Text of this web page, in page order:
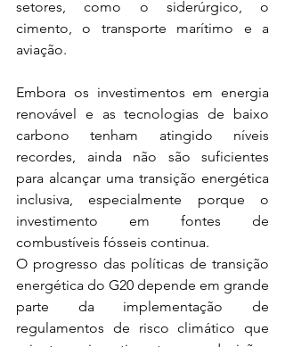
setores, como o siderúrgico, o
cimento, o transporte marítimo e a
aviação.
Embora os investimentos em energia
renovável e as tecnologias de baixo
carbono tenham atingido níveis
recordes, ainda não são suficientes
para alcançar uma transição energética
inclusiva, especialmente porque o
investimento em fontes de
combustíveis fósseis continua.
O progresso das políticas de transição
energética do G20 depende em grande
parte da implementação de
regulamentos de risco climático que